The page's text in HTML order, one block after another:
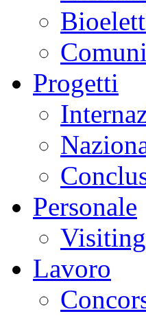
Progetti
Personale
Lavoro